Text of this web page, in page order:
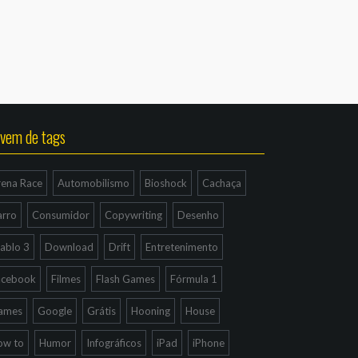
de tags
Race Automobilismo Bioshock Cachaça
Consumidor Copywriting Desenho
3 Download Drift Entretenimento
Filmes Flash Games Fórmula 1
Google Grátis Hooning House
to Humor Infográficos iPad iPhone